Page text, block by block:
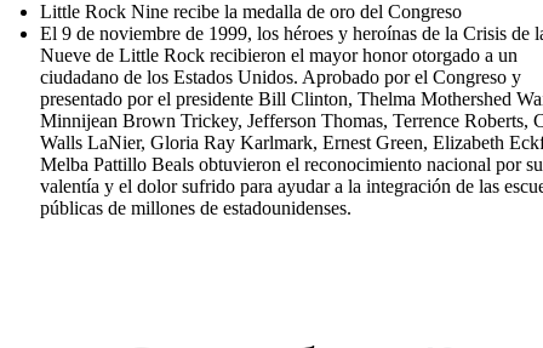
Little Rock Nine recibe la medalla de oro del Congreso
El 9 de noviembre de 1999, los héroes y heroínas de la Crisis de
Nueve de Little Rock recibieron el mayor honor otorgado a un
ciudadano de los Estados Unidos. Aprobado por el Congreso y
presentado por el presidente Bill Clinton, Thelma Mothershed
Minnijean Brown Trickey, Jefferson Thomas, Terrence Roberts,
Walls LaNier, Gloria Ray Karlmark, Ernest Green, Elizabeth
Melba Pattillo Beals obtuvieron el reconocimiento nacional por su
valentía y el dolor sufrido para ayudar a la integración de las
públicas de millones de estadounidenses.